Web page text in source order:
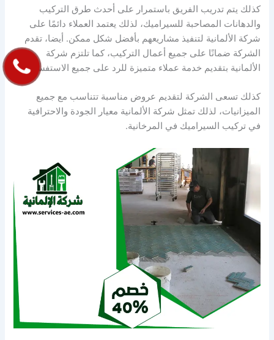
كذلك يتم تدريب الفريق باستمرار على أحدث طرق التركيب
والدهانات المصاحبة للسيراميك، لذلك يعتمد العملاء دائمًا على
شركة الألمانية لتنفيذ مشاريعهم بأفضل شكل ممكن. أيضا، تقدم
الشركة ضمانًا على جميع أعمال التركيب، كما تلتزم شركة
الألمانية بتقديم خدمة عملاء متميزة للرد على جميع الاستفسارات،
كذلك تسعى الشركة لتقديم عروض مناسبة تتناسب مع جميع
الميزانيات، لذلك تمثل شركة الألمانية معيار الجودة والاحترافية
في تركيب السيراميك في المرخانية.